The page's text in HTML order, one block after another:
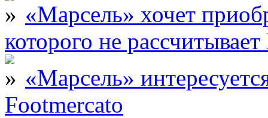
«Марсель» хочет
которого не
«Марсель»
Footmercato